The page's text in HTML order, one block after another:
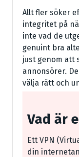
Allt fler söker
integritet på
inte vad de
genuint bra
just genom att
annonsörer.
välja rätt och
Vad är
Ett VPN
din